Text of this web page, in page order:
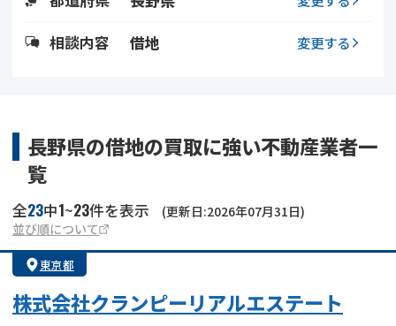
再建築不可
ゴミ屋敷
リースバック
不動産売却
訳あり不動産
土地売却
借地 不動産リースバック
任意売却
アンケート調査
相談内容 借地 変更する
長野県の借地の買取に強い不動産業者一
覧
全23中1~23件を表示
(更新日:2026年07月31日)
並び順について
東京都
株式会社クランピーリアルエステート